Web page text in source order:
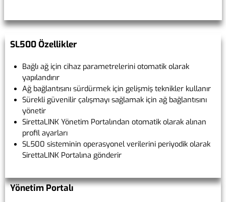
SL500 Özellikler
Bağlı ağ için cihaz parametrelerini otomatik olarak
yapılandırır
Ağ bağlantısını sürdürmek için gelişmiş teknikler kullanır
Sürekli güvenilir çalışmayı sağlamak için ağ bağlantısını
yönetir
SirettaLINK Yönetim Portalından otomatik olarak alınan
profil ayarları
SL500 sisteminin operasyonel verilerini periyodik olarak
SirettaLINK Portalına gönderir
Yönetim Portalı